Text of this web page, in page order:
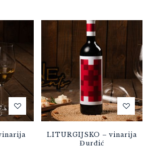
LITURGIJSKO – vinarija
Đurđić